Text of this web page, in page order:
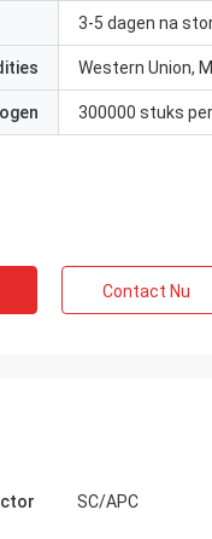
attent en3-5 dagen na
Western Union,
300000 stuks
Contact Nu
SC/APC